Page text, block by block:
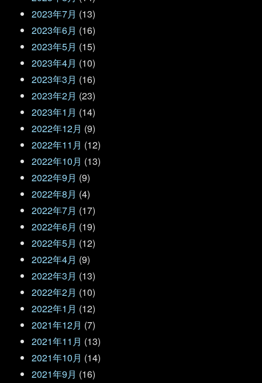
2023年7月 (13)
2023年6月 (16)
2023年5月 (15)
2023年4月 (10)
2023年3月 (16)
2023年2月 (23)
2023年1月 (14)
2022年12月 (9)
2022年11月 (12)
2022年10月 (13)
2022年9月 (9)
2022年8月 (4)
2022年7月 (17)
2022年6月 (19)
2022年5月 (12)
2022年4月 (9)
2022年3月 (13)
2022年2月 (10)
2022年1月 (12)
2021年12月 (7)
2021年11月 (13)
2021年10月 (14)
2021年9月 (16)